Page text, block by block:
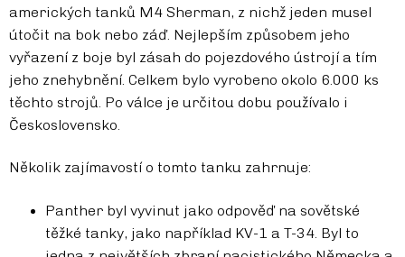
amerických tanků M4 Sherman, z nichž jeden musel
útočit na bok nebo záď. Nejlepším způsobem jeho
vyřazení z boje byl zásah do pojezdového ústrojí a tím
jeho znehybnění. Celkem bylo vyrobeno okolo 6.000 ks
těchto strojů. Po válce je určitou dobu používalo i
Československo.
Několik zajímavostí o tomto tanku zahrnuje:
Panther byl vyvinut jako odpověď na sovětské
těžké tanky, jako například KV-1 a T-34. Byl to